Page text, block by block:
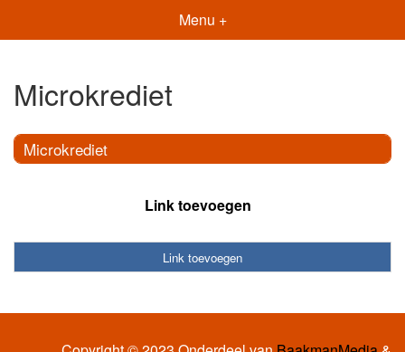
Menu +
Microkrediet
Microkrediet
Link toevoegen
Link toevoegen